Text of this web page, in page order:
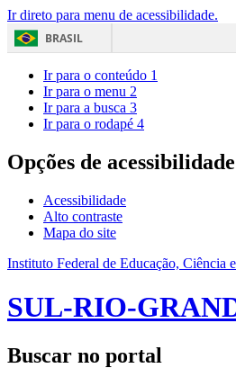
Ir direto para menu de acessibilidade.
BRASIL
Ir para o conteúdo 1
Ir para o menu 2
Ir para a busca 3
Ir para o rodapé 4
Opções de acessibilidade
Acessibilidade
Alto contraste
Mapa do site
Instituto Federal de Educação, Ciência
SUL-RIO-
Buscar no portal